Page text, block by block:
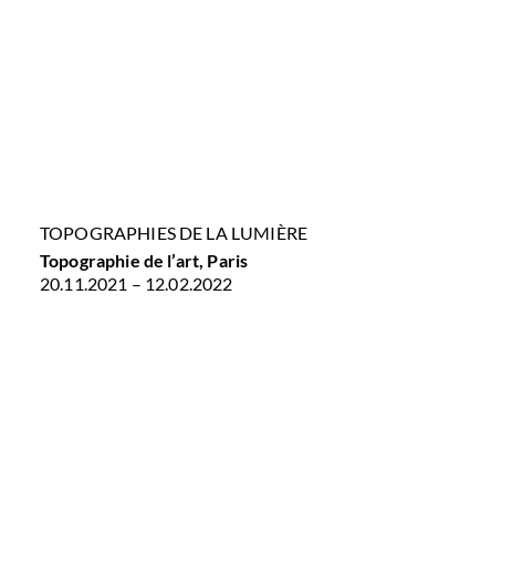
TOPOGRAPHIES DE LA LUMIÈRE
Topographie de l’art, Paris
20.11.2021 – 12.02.2022